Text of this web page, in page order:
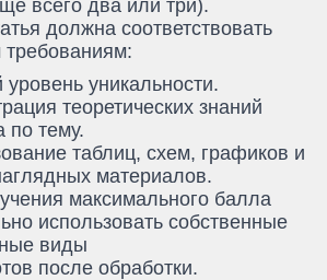
всего два или три).
должна соответствовать
уникальности.
теоретических знаний
по тему.
таблиц, схем, графиков и
материалов.
максимального балла
использовать собственные
виды
после обработки.